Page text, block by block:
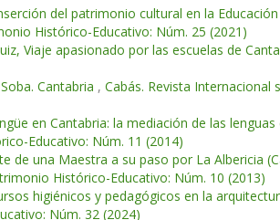
del patrimonio cultural en la
Histórico-Educativo: Núm. 25 (2021)
Viaje apasionado por las escuelas de
Cantabria , Cabás. Revista
en Cantabria: la mediación de las
Educativo: Núm. 11 (2014)
de una Maestra a su paso por La Albericia
Histórico-Educativo: Núm. 10 (2013)
higiénicos y pedagógicos en la
Núm. 32 (2024)